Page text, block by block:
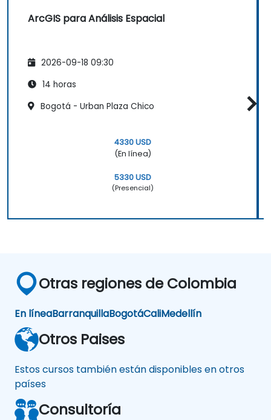
ArcGIS para Análisis Espacial
2026-09-18 09:30
14 horas
Bogotá - Urban Plaza Chico
4330 USD
(En línea)
5330 USD
(Presencial)
Otras regiones de Colombia
En líneaBarranquillaBogotáCaliMedellín
Otros Paises
Estos cursos también están disponibles en otros
países
Consultoría